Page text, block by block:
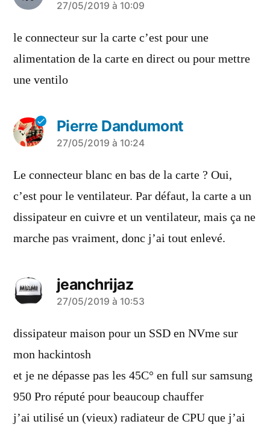
a
dit :
27/05/2019 à 10:09
le connecteur sur la carte c’est pour une
alimentation de la carte en direct ou pour mettre
une ventilo
Pierre Dandumont
a
dit :
27/05/2019 à 10:24
Le connecteur blanc en bas de la carte ? Oui,
c’est pour le ventilateur. Par défaut, la carte a un
dissipateur en cuivre et un ventilateur, mais ça ne
marche pas vraiment, donc j’ai tout enlevé.
jeanchrijaz
a
dit :
27/05/2019 à 10:53
dissipateur maison pour un SSD en NVme sur
mon hackintosh
et je ne dépasse pas les 45C° en full sur samsung
950 Pro réputé pour beaucoup chauffer
j’ai utilisé un (vieux) radiateur de CPU que j’ai